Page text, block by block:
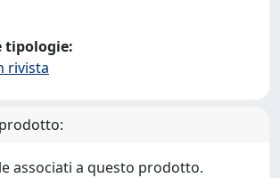
tipologie:
rivista
associati a questo prodotto.